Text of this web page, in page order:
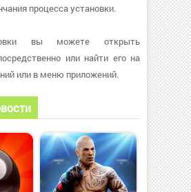
процесса установки.
вы можете открыть
или найти его на
или в меню приложений.